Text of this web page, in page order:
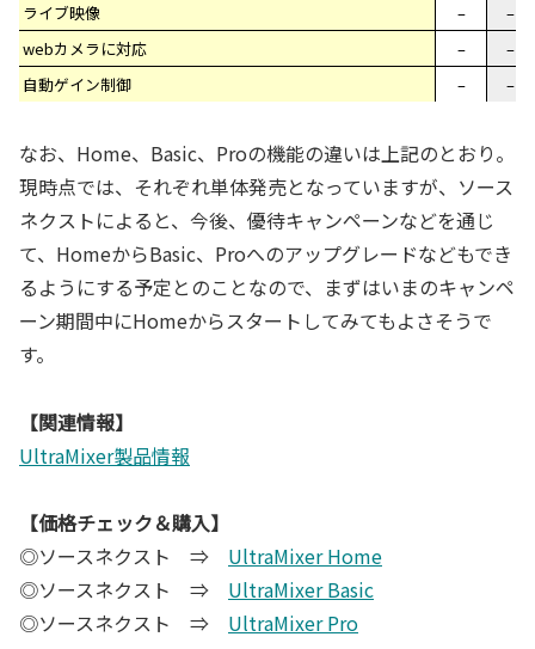
ライブ映像
–
–
webカメラに対応
–
–
自動ゲイン制御
– –
なお、Home、Basic、Proの機能の違いは上記のとおり。
現時点では、それぞれ単体発売となっていますが、ソース
ネクストによると、今後、優待キャンペーンなどを通じ
て、HomeからBasic、Proへのアップグレードなどもでき
るようにする予定とのことなので、まずはいまのキャンペ
ーン期間中にHomeからスタートしてみてもよさそうで
す。
【関連情報】
UltraMixer製品情報
【価格チェック＆購入】
◎ソースネクスト ⇒ UltraMixer Home
◎ソースネクスト ⇒ UltraMixer Basic
◎ソースネクスト ⇒ UltraMixer Pro